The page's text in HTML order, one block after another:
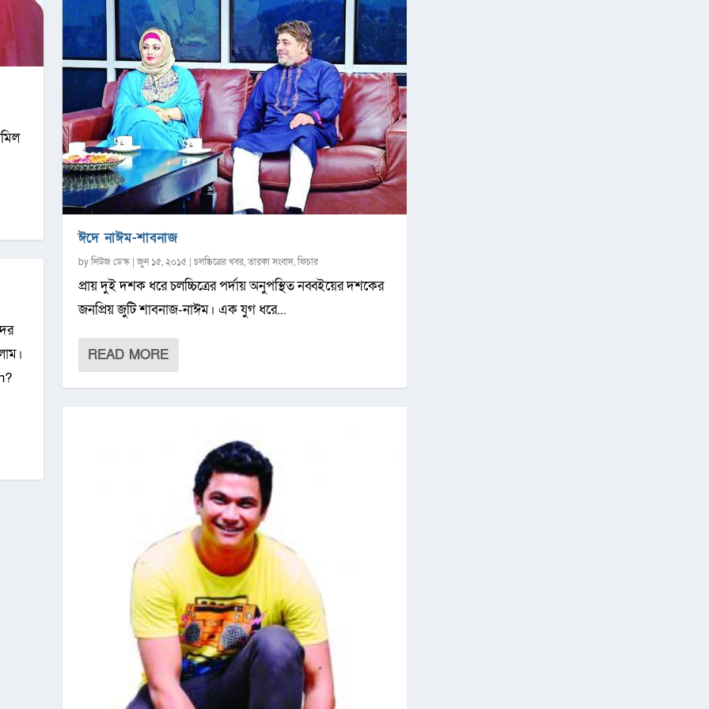
ঈদে নাঈম-শাবনাজ
byনিউজ ডেস্ক|জুন ১৫, ২০১৫|চলচ্চিত্রের খবর,তারকা সংবাদ,ফিচার
প্রায় দুই দশক ধরে চলচ্চিত্রের পর্দায় অনুপস্থিত নব্বইয়ের দশকের
জনপ্রিয় জুটি শাবনাজ-নাঈম। এক যুগ ধরে...
READ MORE